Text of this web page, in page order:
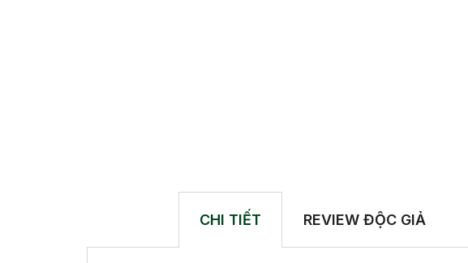
CHI TIẾT REVIEW ĐỘC GIẢ